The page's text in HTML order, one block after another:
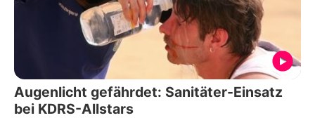
Augenlicht gefährdet: Sanitäter-Einsatz
bei KDRS-Allstars